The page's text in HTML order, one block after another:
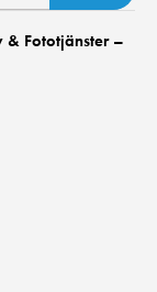
Fototjänster –